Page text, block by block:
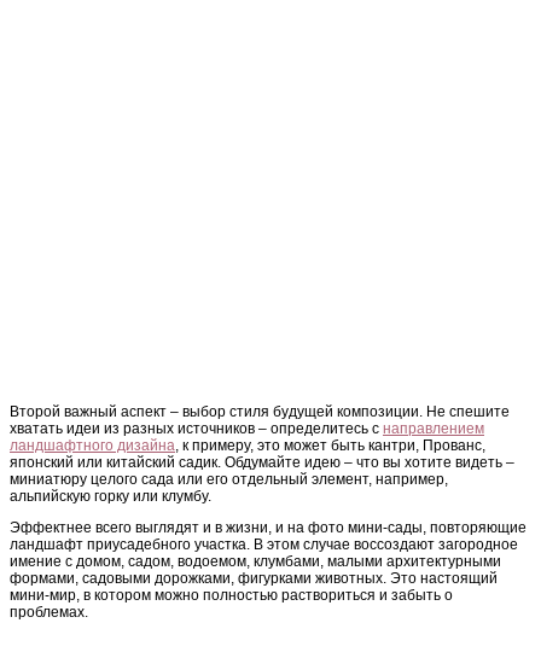
Второй важный аспект – выбор стиля будущей композиции. Не спешите
хватать идеи из разных источников – определитесь с направлением
ландшафтного дизайна , к примеру, это может быть кантри, Прованс,
японский или китайский садик. Обдумайте идею – что вы хотите видеть –
миниатюру целого сада или его отдельный элемент, например,
альпийскую горку или клумбу.
Эффектнее всего выглядят и в жизни, и на фото мини-сады, повторяющие
ландшафт приусадебного участка. В этом случае воссоздают загородное
имение с домом, садом, водоемом, клумбами, малыми архитектурными
формами, садовыми дорожками, фигурками животных. Это настоящий
мини-мир, в котором можно полностью раствориться и забыть о
проблемах.